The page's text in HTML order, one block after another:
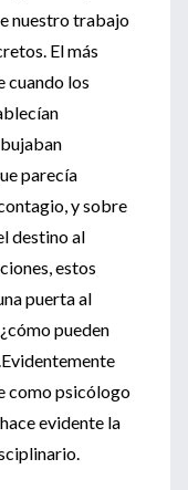
nuestro trabajo
El más
cuando los
parecía
y sobre
destino al
estos
puerta al
pueden
como psicólogo
evidente la